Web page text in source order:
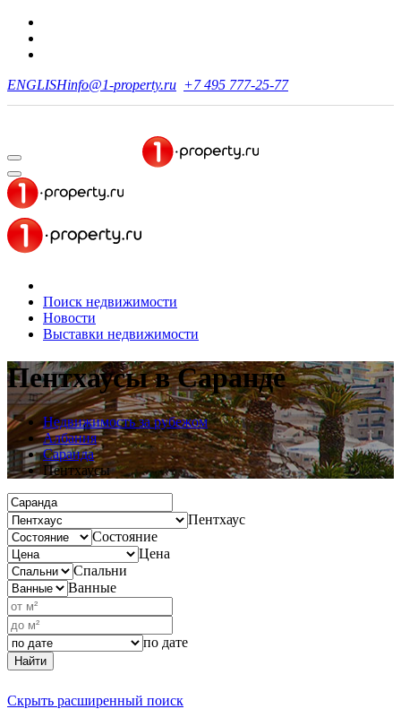
ENGLISHinfo@1-property.ru +7 495 777-25-77
Поиск недвижимости
Новости
Выставки недвижимости
Пентхаусыв Саранде
Недвижимость за рубежом
Албания
Саранда
Пентхаусы
Пентхаус
Состояние
Цена
Спальни
Ванные
по дате
Найти
Скрыть расширенный поиск